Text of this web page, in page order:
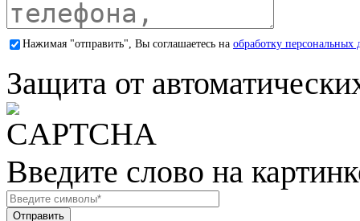
Нажимая "отправить", Вы соглашаетесь на обработку персональных
Защита от
Введите слово на